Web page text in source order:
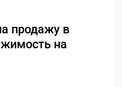
продажу в
на